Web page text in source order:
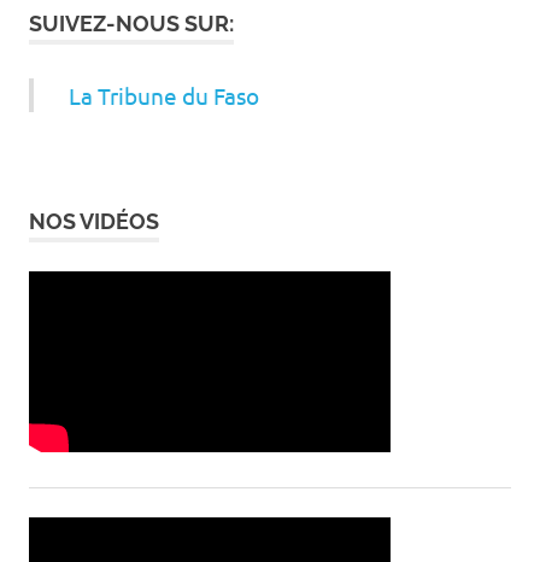
SUIVEZ-NOUS SUR:
La Tribune du Faso
NOS VIDÉOS